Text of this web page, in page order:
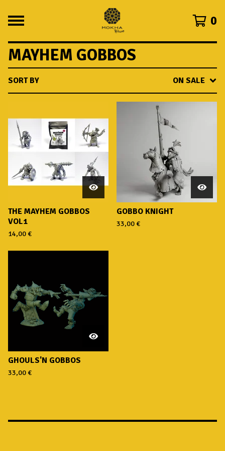
0
MAYHEM GOBBOS
SORT BY ON SALE
THE MAYHEM GOBBOS
VOL1
14,00€
GOBBO KNIGHT
33,00€
GHOULS'N GOBBOS
33,00€